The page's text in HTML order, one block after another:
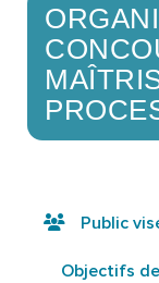
Public
Objectifs